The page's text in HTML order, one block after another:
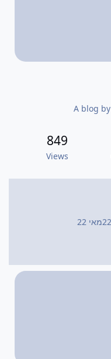
A blog by
849
Views
מאי 22